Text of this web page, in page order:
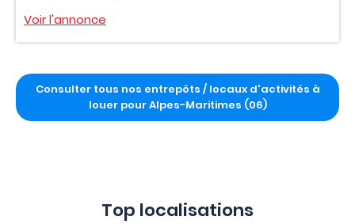
Voir l'annonce
Consulter tous nos entrepôts / locaux d'activités à
louer pour Alpes-Maritimes (06)
Top localisations